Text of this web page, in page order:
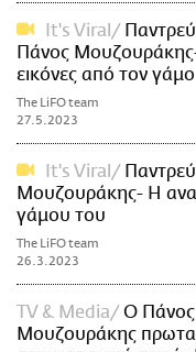
It's Viral
Πάνος
εικόνες από τον γάμο
The LiFO team
27.5.2023
It's Viral
Μουζουράκης- Η
γάμου του
The LiFO team
26.3.2023
TV & Media
O Πάνος
Μουζουράκης